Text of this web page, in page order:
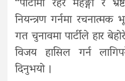
नियन्त्रण गर्नमा रचनात्मक
गत चुनावमा पार्टीले हार
विजय हासिल गर्न
दिनुभयो ।